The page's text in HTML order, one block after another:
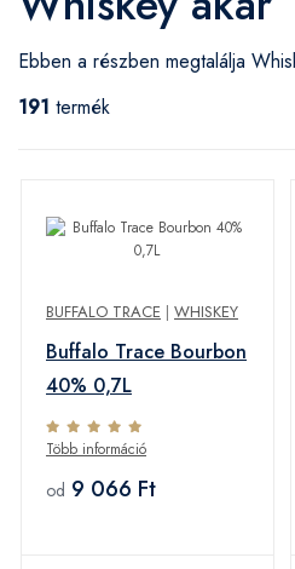
Ebben a részben megtalálja
191 termék
BUFFALO TRACE | WHISKEY
Buffalo Trace Bourbon
40% 0,7L
Több információ
od 9 066 Ft